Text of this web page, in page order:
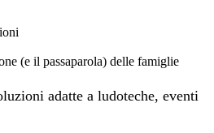
(e il passaparola) delle famiglie
adatte a ludoteche, eventi